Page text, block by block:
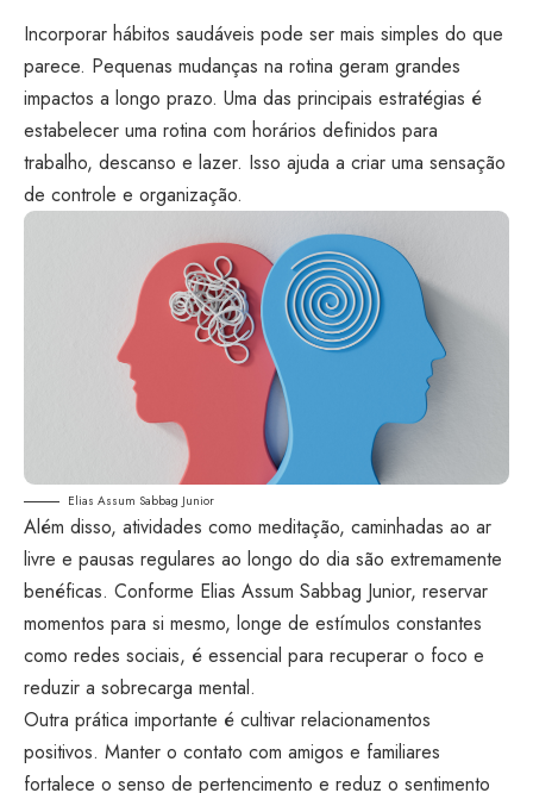
Incorporar hábitos saudáveis pode ser mais simples do que
parece. Pequenas mudanças na rotina geram grandes
impactos a longo prazo. Uma das principais estratégias é
estabelecer uma rotina com horários definidos para
trabalho, descanso e lazer. Isso ajuda a criar uma sensação
de controle e organização.
Elias Assum Sabbag Junior
Além disso, atividades como meditação, caminhadas ao ar
livre e pausas regulares ao longo do dia são extremamente
benéficas. Conforme Elias Assum Sabbag Junior, reservar
momentos para si mesmo, longe de estímulos constantes
como redes sociais, é essencial para recuperar o foco e
reduzir a sobrecarga mental.
Outra prática importante é cultivar relacionamentos
positivos. Manter o contato com amigos e familiares
fortalece o senso de pertencimento e reduz o sentimento